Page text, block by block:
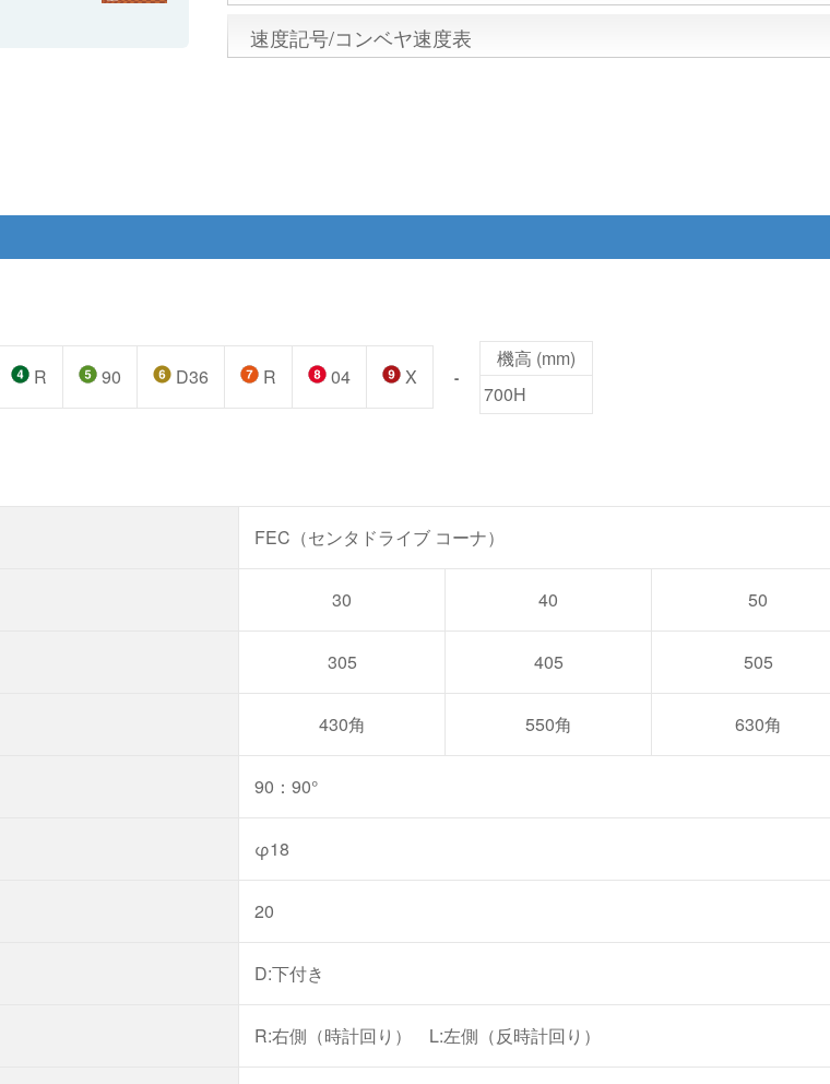
速度記号/コンベヤ速度表
R 90 D36 R 04 X -
機高 (mm)
700H
FEC（センタドライブ コーナ）
30 40 50
305 405 505
430角 550角 630角
90：90°
φ18
20
D:下付き
R:右側（時計回り） L:左側（反時計回り）